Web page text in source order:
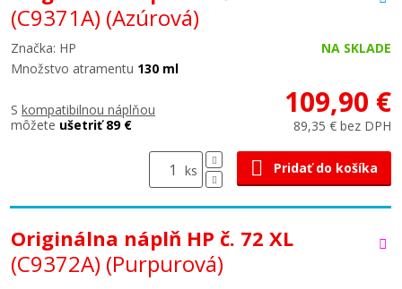
(C9371A) (Azúrová)
Značka: HP
NA SKLADE
Množstvo atramentu 130 ml
S kompatibilnou náplňou
môžete ušetriť 89 €
109,90 €
89,35 € bez DPH
ks Pridať do košíka
Originálna náplň HP č. 72 XL
(C9372A) (Purpurová)